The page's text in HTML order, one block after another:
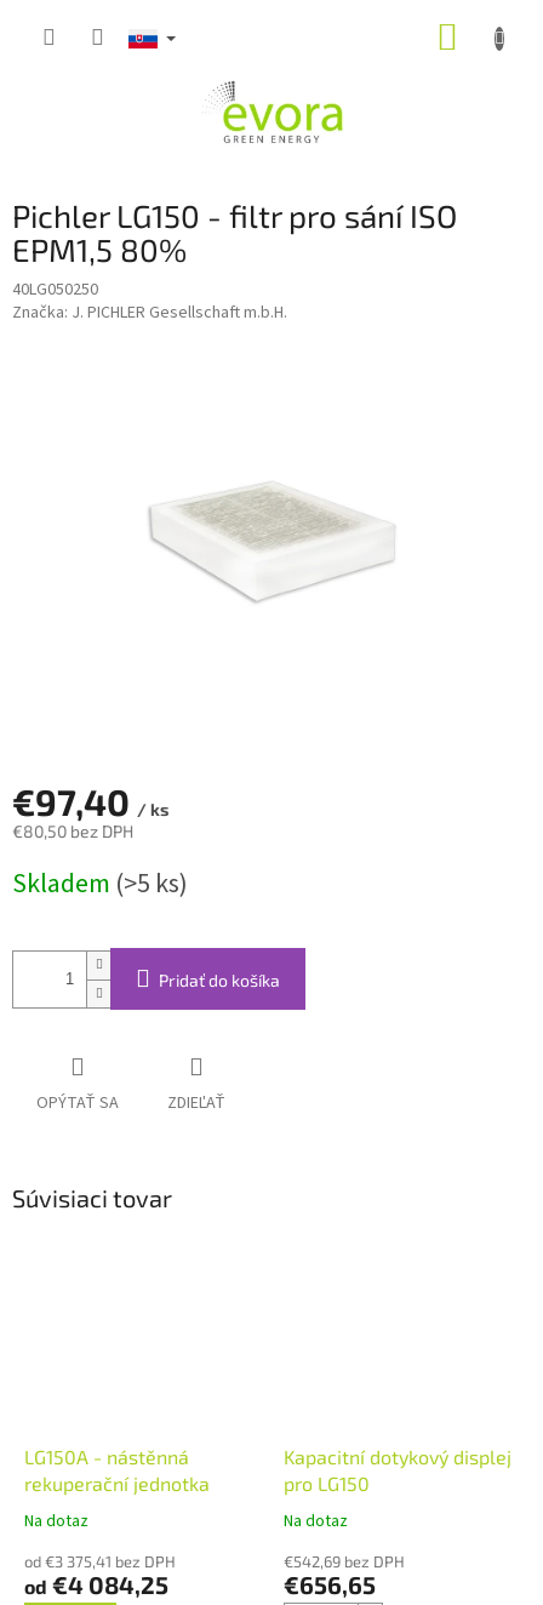
Pichler LG150 - filtr pro sání ISO
EPM1,5 80%
40LG050250
Značka: J. PICHLER Gesellschaft m.b.H.
€97,40 / ks
€80,50 bez DPH
cena:
Skladem (>5 ks)
Pridať do košíka
OPÝTAŤ SA ZDIEĽAŤ
Súvisiaci tovar
LG150A - nástěnná
rekuperační jednotka
Na dotaz
od €3 375,41 bez DPH
od €4 084,25
Kapacitní dotykový displej
pro LG150
Na dotaz
€542,69 bez DPH
€656,65